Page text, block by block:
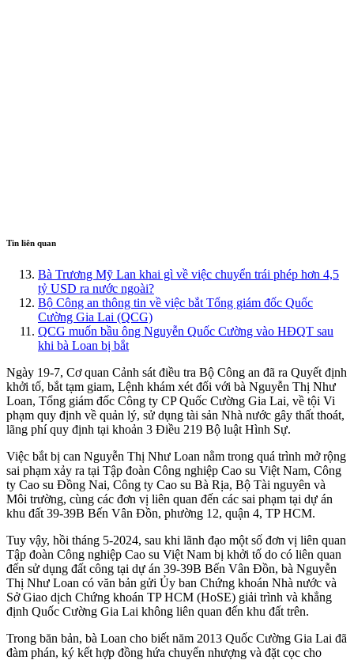
Tin liên quan
Bà Trương Mỹ Lan khai gì về việc chuyển trái phép hơn 4,5
tỷ USD ra nước ngoài?
Bộ Công an thông tin về việc bắt Tổng giám đốc Quốc
Cường Gia Lai (QCG)
QCG muốn bầu ông Nguyễn Quốc Cường vào HĐQT sau
khi bà Loan bị bắt
Ngày 19-7, Cơ quan Cảnh sát điều tra Bộ Công an đã ra Quyết định
khởi tố, bắt tạm giam, Lệnh khám xét đối với bà Nguyễn Thị Như
Loan, Tổng giám đốc Công ty CP Quốc Cường Gia Lai, về tội Vi
phạm quy định về quản lý, sử dụng tài sản Nhà nước gây thất thoát,
lãng phí quy định tại khoản 3 Điều 219 Bộ luật Hình Sự.
Việc bắt bị can Nguyễn Thị Như Loan nằm trong quá trình mở rộng
sai phạm xảy ra tại Tập đoàn Công nghiệp Cao su Việt Nam, Công
ty Cao su Đồng Nai, Công ty Cao su Bà Rịa, Bộ Tài nguyên và
Môi trường, cùng các đơn vị liên quan đến các sai phạm tại dự án
khu đất 39-39B Bến Vân Đồn, phường 12, quận 4, TP HCM.
Tuy vậy, hồi tháng 5-2024, sau khi lãnh đạo một số đơn vị liên quan
Tập đoàn Công nghiệp Cao su Việt Nam bị khởi tố do có liên quan
đến sử dụng đất công tại dự án 39-39B Bến Vân Đồn, bà Nguyễn
Thị Như Loan có văn bản gửi Ủy ban Chứng khoán Nhà nước và
Sở Giao dịch Chứng khoán TP HCM (HoSE) giải trình và khẳng
định Quốc Cường Gia Lai không liên quan đến khu đất trên.
Trong băn bản, bà Loan cho biết năm 2013 Quốc Cường Gia Lai đã
đàm phán, ký kết hợp đồng hứa chuyển nhượng và đặt cọc cho